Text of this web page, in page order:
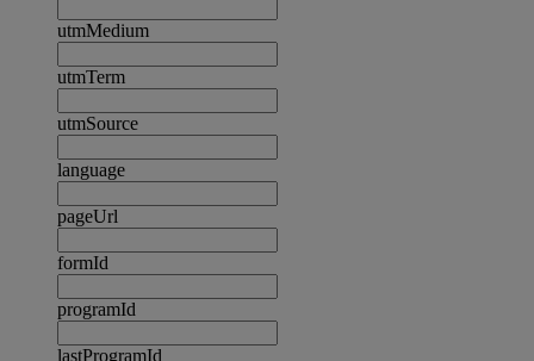
utmMedium
utmTerm
utmSource
language
pageUrl
formId
programId
lastProgramId